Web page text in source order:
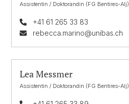
Assistentin / Doktorandin (FG Bentires-Alj)
+41 61 265 33 83
rebecca.marino@unibas.ch
Lea Messmer
Assistentin / Doktorandin (FG Bentires-Alj)